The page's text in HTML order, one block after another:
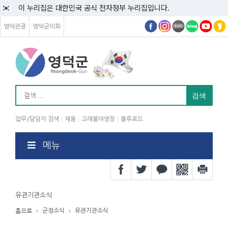
이 누리집은 대한민국 공식 전자정부 누리집입니다.
영덕관광 영덕군의회
업무/담당자 검색 채용 고래불야영장 블루로드
메뉴
유관기관소식
홈으로 군정소식 유관기관소식